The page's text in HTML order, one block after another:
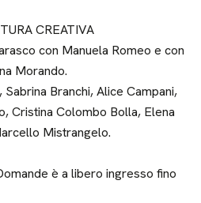
CREATIVA
con Manuela Romeo e con
Morando.
Branchi, Alice Campani,
Cristina Colombo Bolla, Elena
Mistrangelo.
è a libero ingresso fino